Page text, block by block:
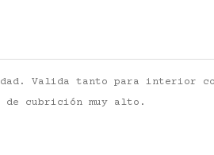
Valida tanto para interior
de cubrición muy alto.